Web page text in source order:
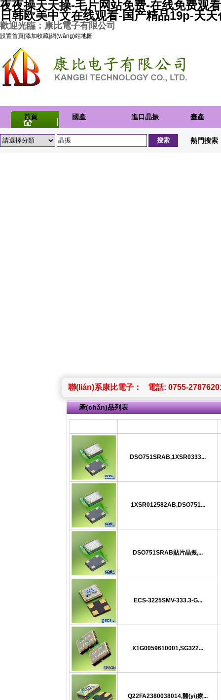
夜夜操天天操-毛片网站免费-在线免费观
日韩欧美中文在线观看-国产精品19p-天
歡迎光臨：康比電子有限公司
設置首頁 添加收藏 網(wǎng)站地圖
首頁 國產 進口晶振 臺產
(chǎn)晶
熱門搜索
聯(lián)系康比電子： 電話: 0755-
產(chǎn)品列表
DSO751SRAB,1XSR0333...
1XSR012582AB,DSO751...
DSO751SRAB貼片晶振,...
ECS-3225SMV-333.3-G...
X1G0059610001,SG322...
Q22FA2380038014,醫(yī)療...